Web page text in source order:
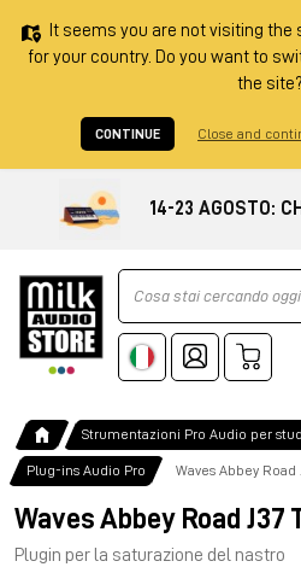
It seems you are not visiting
for your country. Do you want to
the site?
CONTINUE Close and
14-23 AGOSTO:
Ricerca
Strumentazioni Pro Audio per
Plug-ins Audio Pro Waves Abbey Road
Waves Abbey Road J37
Plugin per la saturazione del nastro